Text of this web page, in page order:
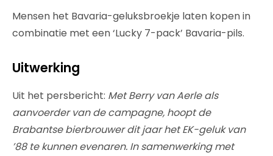
Mensen het Bavaria-geluksbroekje laten kopen in
combinatie met een ‘Lucky 7-pack’ Bavaria-pils.
Uitwerking
Uit het persbericht: Met Berry van Aerle als
aanvoerder van de campagne, hoopt de
Brabantse bierbrouwer dit jaar het EK-geluk van
’88 te kunnen evenaren. In samenwerking met